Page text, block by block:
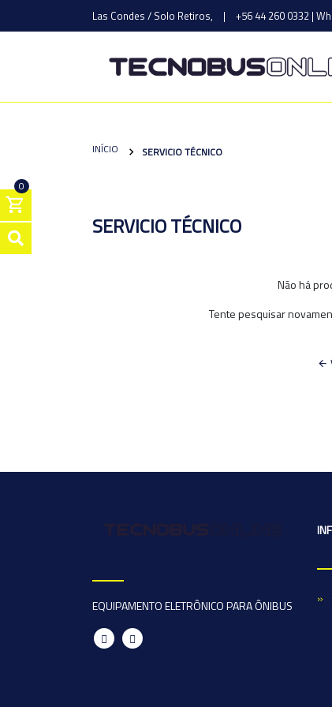
Las Condes / Solo Retiros, | +56 44 260 0332 |
0
INÍCIO SERVICIO TÉCNICO
SERVICIO TÉCNICO
Não há
Tente pesquisar
EQUIPAMENTO ELETRÔNICO PARA ÔNIBUS